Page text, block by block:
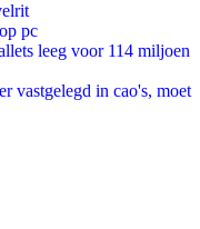
pc
leeg voor 114 miljoen
vastgelegd in cao's, moet